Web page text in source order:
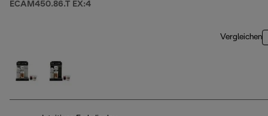
ECAM450.86.T EX:4
Vergleichen